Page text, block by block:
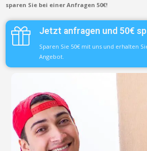
sparen Sie bei einer Anfragen 50€!
Jetzt anfragen und 50€
Sparen Sie 50€ mit uns und erhalten
Angebot.